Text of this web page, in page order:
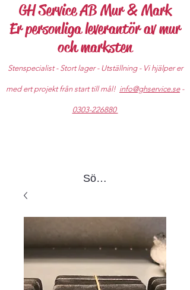
GH Service AB Mur & Mark
Er personliga leverantör av mur
och marksten
Stenspecialist - Stort lager - Utställning - Vi hjälper er
med ert projekt från start till mål! info@ghservice.se-
0303-226880
Sök produkter